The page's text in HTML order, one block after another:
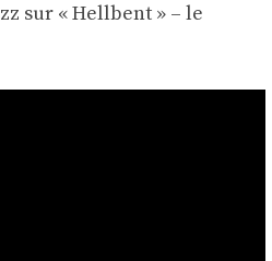
sur « Hellbent » – le